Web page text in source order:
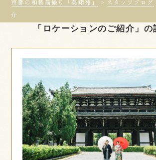
京都の和装前撮り「美翔苑」 > スタッフブログ
介
「ロケーションのご紹介」の